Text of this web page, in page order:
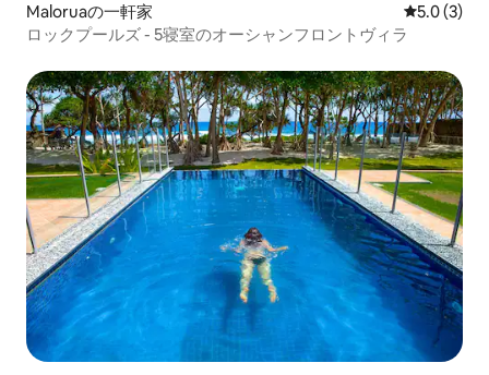
Maloruaの一軒家 レビュー3
5.0 (3)
ロックプールズ - 5寝室のオーシャンフロントヴィラ